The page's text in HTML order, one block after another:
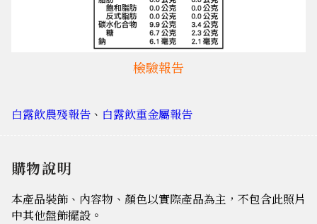
檢驗報告
白露飲農殘報告 、 白露飲重金屬報告
購物說明
本產品裝飾、內容物、顏色以實際產品為主，不包含此照片
中其他盤飾擺設。